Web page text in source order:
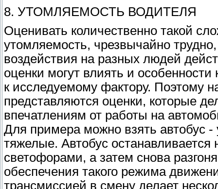
8. УТОМЛЯЕМОСТЬ ВОДИТЕЛЯ
Оценивать количественно такой
утомляемость, чрезвычайно
воздействия на разных людей
оценки могут влиять и
к исследуемому фактору. Поэтому
представляются оценки, которые
впечатлениям от работы на
Для примера можно взять автобус
тяжелые. Автобус останавливается
светофорами, а затем снова
обеспечения такого режима
трансмиссией в смену делает